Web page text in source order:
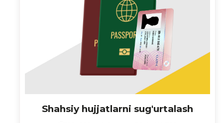
Shahsiy hujjatlarni sug'urtalash